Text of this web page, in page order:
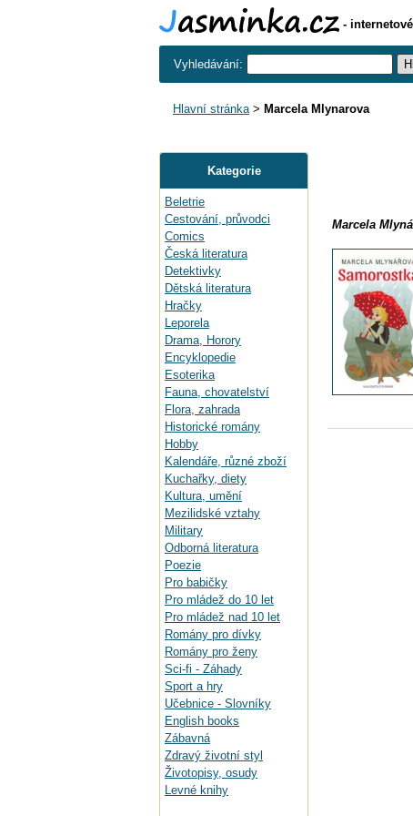
-
Vyhledávání:
Hlavní stránka> Marcela Mlynarova
Kategorie
Beletrie
Cestování, průvodci
Comics
Česká literatura
Detektivky
Dětská literatura
Hračky
Leporela
Drama, Horory
Encyklopedie
Esoterika
Fauna, chovatelství
Flora, zahrada
Historické romány
Hobby
Kalendáře, různé zboží
Kuchařky, diety
Kultura, umění
Mezilidské vztahy
Military
Odborná literatura
Poezie
Pro babičky
Pro mládež do 10 let
Pro mládež nad 10 let
Romány pro dívky
Romány pro ženy
Sci-fi - Záhady
Sport a hry
Učebnice - Slovníky
English books
Zábavná
Zdravý životní styl
Životopisy, osudy
Levné knihy
Marcela